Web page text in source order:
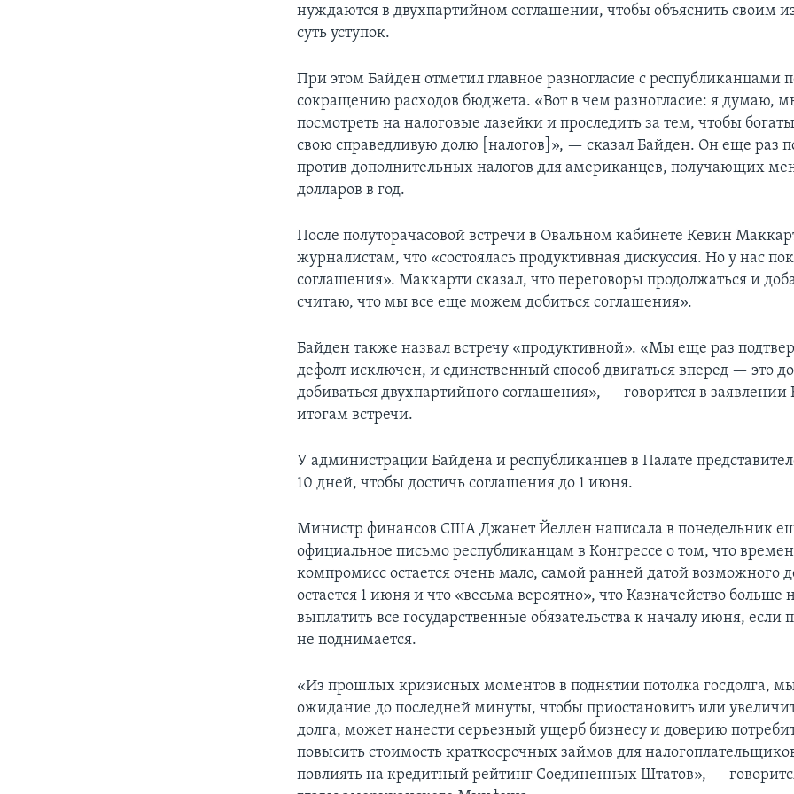
нуждаются в двухпартийном соглашении, чтобы объяснить своим
суть уступок.
При этом Байден отметил главное разногласие с республиканцами
сокращению расходов бюджета. «Вот в чем разногласие: я думаю,
посмотреть на налоговые лазейки и проследить за тем, чтобы
свою справедливую долю [налогов]», — сказал Байден. Он еще раз
против дополнительных налогов для американцев, получающих
долларов в год.
После полуторачасовой встречи в Овальном кабинете Кевин
журналистам, что «состоялась продуктивная дискуссия. Но у нас
соглашения». Маккарти сказал, что переговоры продолжаться и
считаю, что мы все еще можем добиться соглашения».
Байден также назвал встречу «продуктивной». «Мы еще раз
дефолт исключен, и единственный способ двигаться вперед — это
добиваться двухпартийного соглашения», — говорится в заявлении
итогам встречи.
У администрации Байдена и республиканцев в Палате
10 дней, чтобы достичь соглашения до 1 июня.
Министр финансов США Джанет Йеллен написала в понедельник
официальное письмо республиканцам в Конгрессе о том, что
компромисс остается очень мало, самой ранней датой возможного
остается 1 июня и что «весьма вероятно», что Казначейство больше
выплатить все государственные обязательства к началу июня, если
не поднимается.
«Из прошлых кризисных моментов в поднятии потолка госдолга,
ожидание до последней минуты, чтобы приостановить или
долга, может нанести серьезный ущерб бизнесу и доверию
повысить стоимость краткосрочных займов для
повлиять на кредитный рейтинг Соединенных Штатов», —